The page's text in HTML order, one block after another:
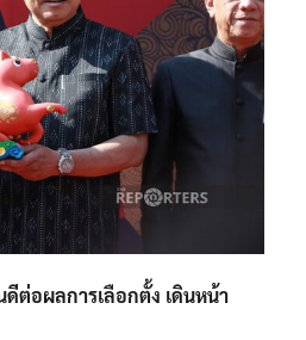
ต่อผลการเลือกตั้ง เดินหน้า